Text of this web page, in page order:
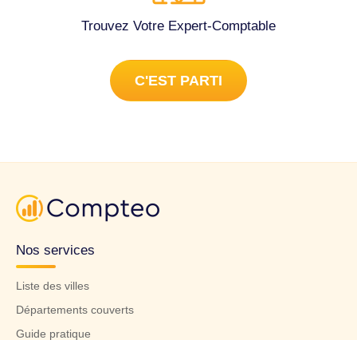
Trouvez Votre Expert-Comptable
C'EST PARTI
Nos services
Liste des villes
Départements couverts
Guide pratique